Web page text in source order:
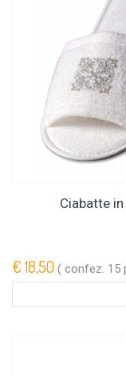
Ciabatte
€ 18,50 ( confez. 15